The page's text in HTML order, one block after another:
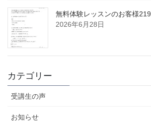
無料体験レッスンのお客様219
2026年6月28日
カテゴリー
受講生の声
お知らせ